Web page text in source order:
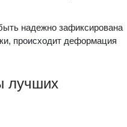
надежно зафиксирована
происходит деформация
лучших